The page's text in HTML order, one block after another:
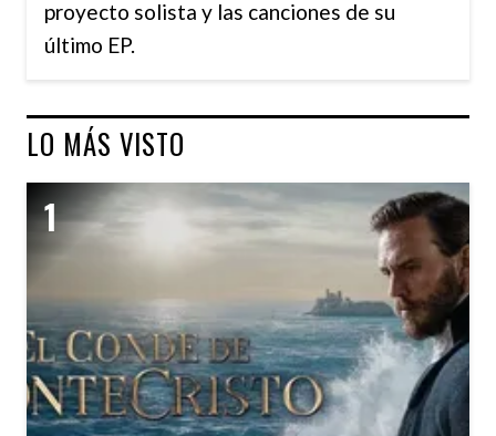
proyecto solista y las canciones de su
último EP.
LO MÁS VISTO